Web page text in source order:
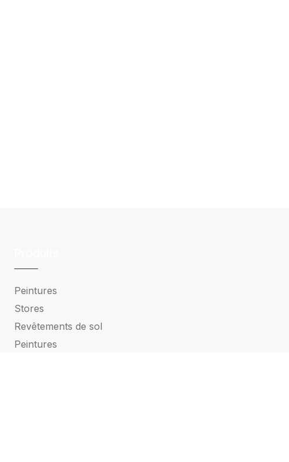
Peintures
Stores
Revêtements de sol
Peintures